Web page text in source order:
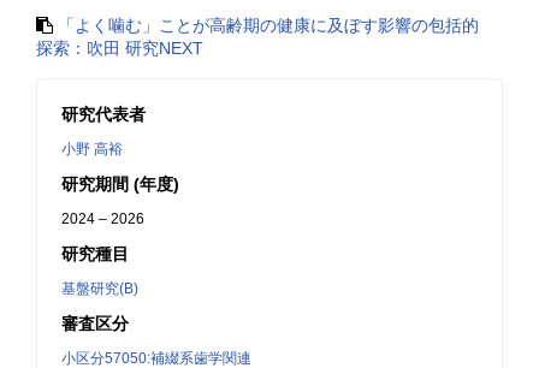
「よく噛む」ことが高齢期の健康に及ぼす影響の包括的
探索：吹田 研究NEXT
研究代表者
小野 高裕
研究期間 (年度)
2024 – 2026
研究種目
基盤研究(B)
審査区分
小区分57050:補綴系歯学関連